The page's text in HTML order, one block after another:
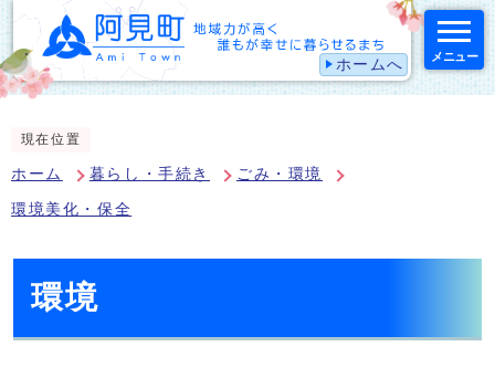
ホームへ メニュー
現在位置
ホーム 暮らし・手続き ごみ・環境
環境美化・保全
環境